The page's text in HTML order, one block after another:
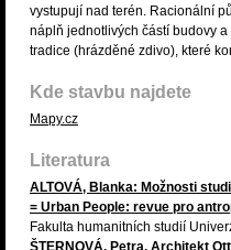
vystupují nad terén. Racionální
náplň jednotlivých částí budovy
tradice (hrázděné zdivo), které
Kde stavbu najdete
Mapy.cz
Literatura
ALTOVÁ, Blanka: Možnosti
= Urban People: revue pro
Fakulta humanitních studií
ŠTERNOVÁ, Petra. Architekt